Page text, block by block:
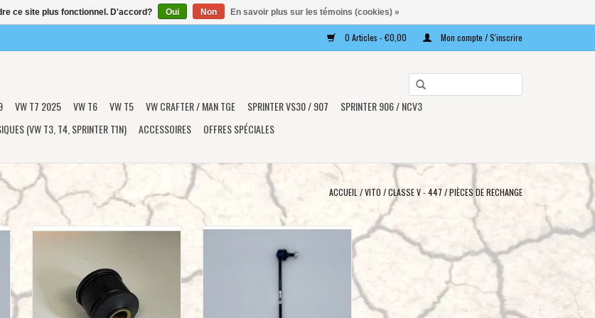
0 Articles - €0,00 Mon compte / S'inscrire
pour
sélectionner
résultat
Entrée
VW T7 2025 VW T6 VW T5 VW CRAFTER / MAN TGE SPRINTER VS30 / 907
SPRINTER 906 / NCV3
(VW T3, T4, SPRINTER T1N) ACCESSOIRES OFFRES SPÉCIALES
ACCUEIL /VITO / CLASSE V - 447/PIÈCES DE RECHANGE
Bague d’amortisseur inférieur adapté
rehausse Terranger pour Mercedes
Benz 447 avec référence TA-V2-101-
21-001 et -002
AJOUTER AU PANIER
Biellette stabilisatrice HD, stabilisateur
AV droite pour Vito 447 4WD avec kit
de rehausse Terranger
ce site plus fonctionnel. D'accord? Oui Non En savoir plus sur les témoins (cookies) »